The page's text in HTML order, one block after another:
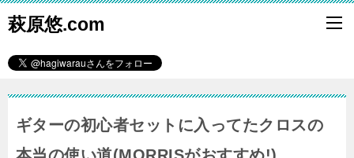
萩原悠.com
ギターの初心者セットに入ってたクロスの